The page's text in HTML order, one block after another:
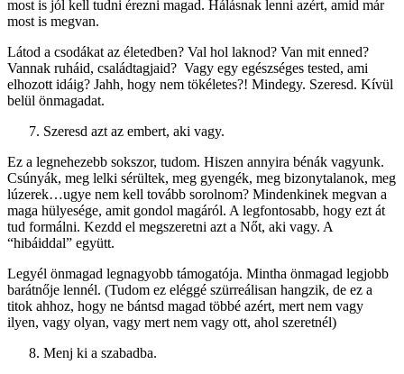
most is jól kell tudni érezni magad. Hálásnak lenni azért, amid már
most is megvan.
Látod a csodákat az életedben? Val hol laknod? Van mit enned?
Vannak ruháid, családtagjaid? Vagy egy egészséges tested, ami
elhozott idáig? Jahh, hogy nem tökéletes?! Mindegy. Szeresd. Kívül
belül önmagadat.
Szeresd azt az embert, aki vagy.
Ez a legnehezebb sokszor, tudom. Hiszen annyira bénák vagyunk.
Csúnyák, meg lelki sérültek, meg gyengék, meg bizonytalanok, meg
lúzerek…ugye nem kell tovább sorolnom? Mindenkinek megvan a
maga hülyesége, amit gondol magáról. A legfontosabb, hogy ezt át
tud formálni. Kezdd el megszeretni azt a Nőt, aki vagy. A
“hibáiddal” együtt.
Legyél önmagad legnagyobb támogatója. Mintha önmagad legjobb
barátnője lennél. (Tudom ez eléggé szürreálisan hangzik, de ez a
titok ahhoz, hogy ne bántsd magad többé azért, mert nem vagy
ilyen, vagy olyan, vagy mert nem vagy ott, ahol szeretnél)
Menj ki a szabadba.